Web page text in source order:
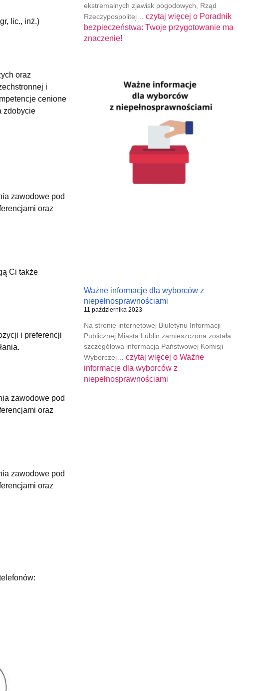
lic., inż.)
oraz
i
cenione
zdobycie
zawodowe pod
oraz
Ci także
i preferencji
zawodowe pod
oraz
zawodowe pod
oraz
ekstremalnych zjawisk pogodowych, Rząd
Rzeczypospolitej… czytaj więcej oPoradnik
bezpieczeństwa: Twoje przygotowanie ma
znaczenie!
Ważne informacje dla wyborców z
niepełnosprawnościami
11 października 2023
Na stronie internetowej Biuletynu Informacji
Publicznej Miasta Lublin zamieszczona została
szczegółowa informacja Państwowej Komisji
Wyborczej… czytaj więcej oWażne
informacje dla wyborców z
niepełnosprawnościami